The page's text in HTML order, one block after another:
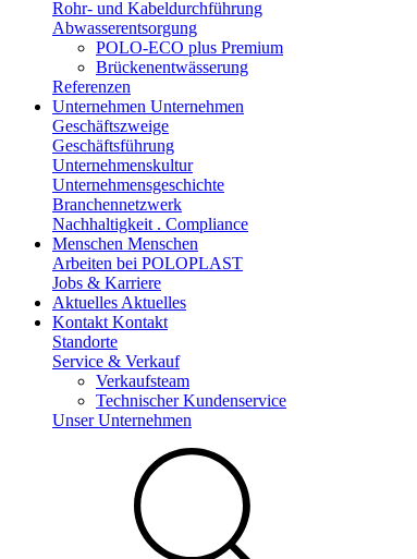
Rohr- und Kabeldurchführung
Abwasserentsorgung
POLO-ECO plus Premium
Brückenentwässerung
Referenzen
Unternehmen Unternehmen
Geschäftszweige
Geschäftsführung
Unternehmenskultur
Unternehmensgeschichte
Branchennetzwerk
Nachhaltigkeit . Compliance
Menschen Menschen
Arbeiten bei POLOPLAST
Jobs & Karriere
Aktuelles Aktuelles
Kontakt Kontakt
Standorte
Service & Verkauf
Verkaufsteam
Technischer Kundenservice
Unser Unternehmen